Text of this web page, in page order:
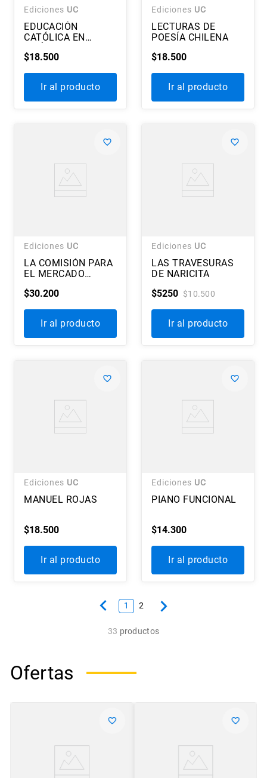
Ediciones UC
EDUCACIÓN
CATÓLICA EN
$18.500
Ir al producto
Ediciones UC
LECTURAS DE
POESÍA CHILENA
$18.500
Ir al producto
Ediciones UC
LA COMISIÓN PARA
EL MERCADO
$30.200
Ir al producto
Ediciones UC
LAS TRAVESURAS
DE NARICITA
$5250 $10.500
Ir al producto
Ediciones UC
MANUEL ROJAS
$18.500
Ir al producto
Ediciones UC
PIANO FUNCIONAL
$14.300
Ir al producto
1 2
33 productos
Ofertas